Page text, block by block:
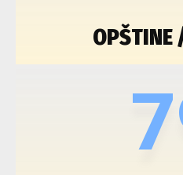
OPŠTINE